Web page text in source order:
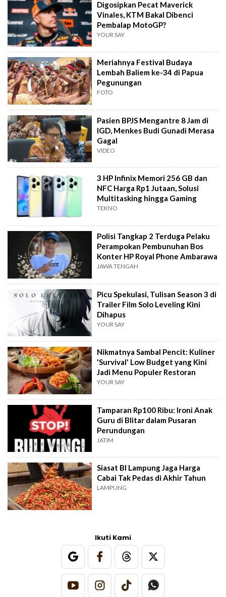
Digosipkan Pecat Maverick
Vinales, KTM Bakal Dibenci
Pembalap MotoGP?
YOUR SAY
Meriahnya Festival Budaya
Lembah Baliem ke-34 di Papua
Pegunungan
FOTO
Pasien BPJS Mengantre 8 Jam di
IGD, Menkes Budi Gunadi Merasa
Gagal
VIDEO
3 HP Infinix Memori 256 GB dan
NFC Harga Rp1 Jutaan, Solusi
Multitasking hingga Gaming
TEKNO
Polisi Tangkap 2 Terduga Pelaku
Perampokan Pembunuhan Bos
Konter HP Royal Phone Ambarawa
JAWA TENGAH
Picu Spekulasi, Tulisan Season 3 di
Trailer Film Solo Leveling Kini
Dihapus
YOUR SAY
Nikmatnya Sambal Pencit: Kuliner
'Survival' Low Budget yang Kini
Jadi Menu Populer Restoran
YOUR SAY
Tamparan Rp100 Ribu: Ironi Anak
Guru di Blitar dalam Pusaran
Perundungan
JATIM
Siasat BI Lampung Jaga Harga
Cabai Tak Pedas di Akhir Tahun
LAMPUNG
Ikuti Kami